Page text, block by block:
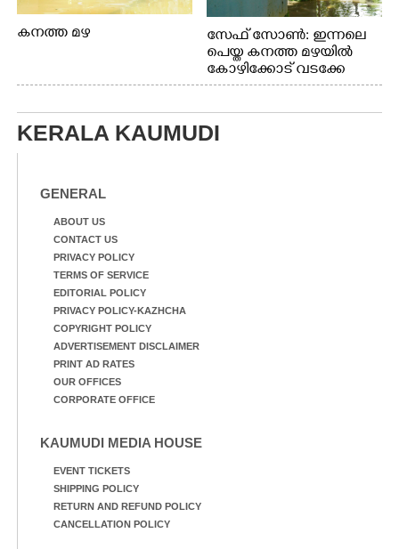
കനത്ത മഴ
സേഫ് സോൺ: ഇന്നലെ
പെയ്ത കനത്ത മഴയിൽ
കോഴിക്കോട് വടക്കേ
വയലിൽ വെള്ളം
വീട്ടുസാധനങ്ങളുമായി
വെള്ളത്തിലൂടെ
KERALA KAUMUDI
GENERAL
ABOUT US
CONTACT US
PRIVACY POLICY
TERMS OF SERVICE
EDITORIAL POLICY
PRIVACY POLICY-KAZHCHA
COPYRIGHT POLICY
ADVERTISEMENT DISCLAIMER
PRINT AD RATES
OUR OFFICES
CORPORATE OFFICE
KAUMUDI MEDIA HOUSE
EVENT TICKETS
SHIPPING POLICY
RETURN AND REFUND POLICY
CANCELLATION POLICY